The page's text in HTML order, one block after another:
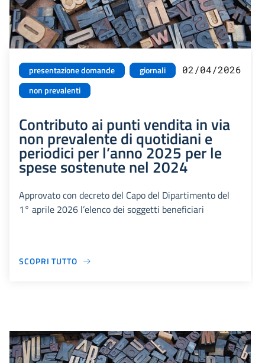
presentazione domande
giornali
non prevalenti
02/04/2026
Contributo ai punti vendita in via
non prevalente di quotidiani e
periodici per l’anno 2025 per le
spese sostenute nel 2024
Approvato con decreto del Capo del Dipartimento del
1° aprile 2026 l’elenco dei soggetti beneficiari
SCOPRI TUTTO